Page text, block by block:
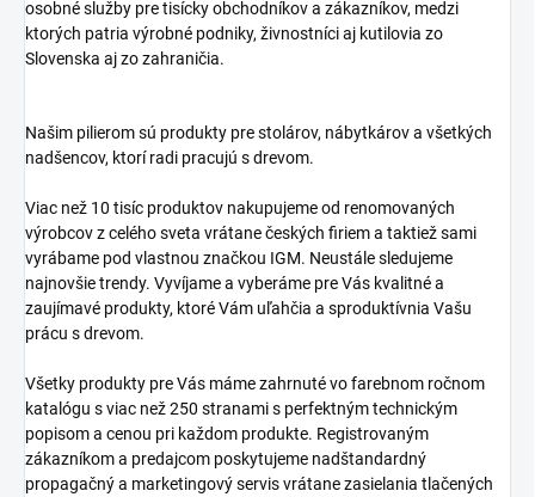
osobné služby pre tisícky obchodníkov a zákazníkov, medzi
ktorých patria výrobné podniky, živnostníci aj kutilovia zo
Slovenska aj zo zahraničia.
Našim pilierom sú produkty pre stolárov, nábytkárov a všetkých
nadšencov, ktorí radi pracujú s drevom.
Viac než 10 tisíc produktov nakupujeme od renomovaných
výrobcov z celého sveta vrátane českých firiem a taktiež sami
vyrábame pod vlastnou značkou IGM. Neustále sledujeme
najnovšie trendy. Vyvíjame a vyberáme pre Vás kvalitné a
zaujímavé produkty, ktoré Vám uľahčia a sproduktívnia Vašu
prácu s drevom.
Všetky produkty pre Vás máme zahrnuté vo farebnom ročnom
katalógu s viac než 250 stranami s perfektným technickým
popisom a cenou pri každom produkte. Registrovaným
zákazníkom a predajcom poskytujeme nadštandardný
propagačný a marketingový servis vrátane zasielania tlačených